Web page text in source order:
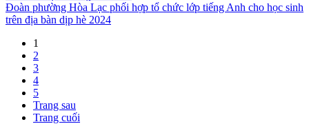
Đoàn phường Hòa Lạc phối hợp tổ chức lớp tiếng Anh cho học sinh
trên địa bàn dịp hè 2024
1
2
3
4
5
Trang sau
Trang cuối